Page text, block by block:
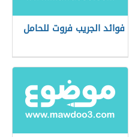
فوائد الجريب فروت للحامل